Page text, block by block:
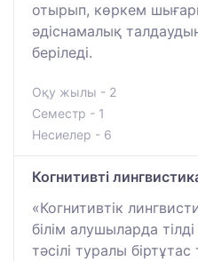
отырып, көркем
әдіснамалық
беріледі.
Оқу жылы - 2
Семестр - 1
Несиелер - 6
Когнитивті
«Когнитивтік
білім алушыларда
тәсілі туралы біртұтас